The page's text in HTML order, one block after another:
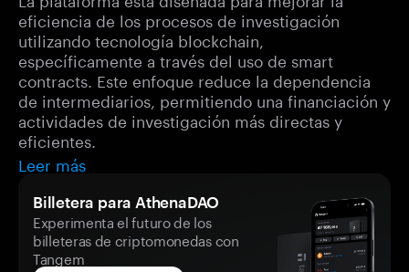
eficiencia de los procesos de investigación
utilizando tecnología blockchain,
específicamente a través del uso de smart
contracts. Este enfoque reduce la dependencia
de intermediarios, permitiendo una financiación y
actividades de investigación más directas y
eficientes.
Leer más
Billetera para AthenaDAO
Experimenta el futuro de los
billeteras de criptomonedas con
Tangem